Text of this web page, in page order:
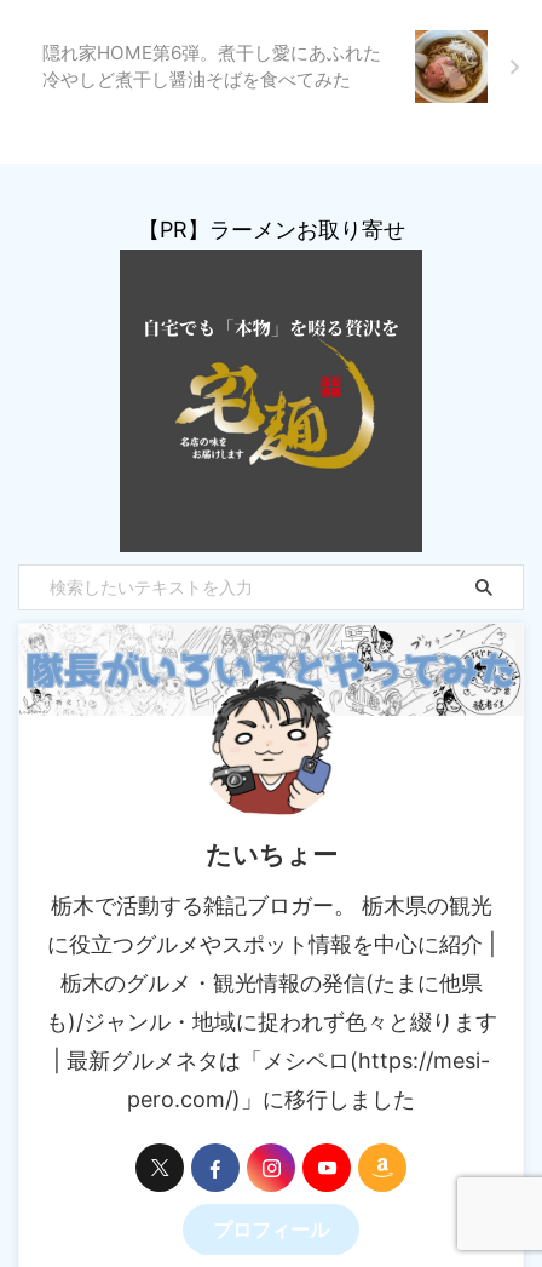
隠れ家HOME第6弾。煮干し愛にあふれた
冷やしど煮干し醤油そばを食べてみた
【PR】ラーメンお取り寄せ
たいちょー
栃木で活動する雑記ブロガー。 栃木県の観光
に役立つグルメやスポット情報を中心に紹介 |
栃木のグルメ・観光情報の発信(たまに他県
も)/ジャンル・地域に捉われず色々と綴ります
| 最新グルメネタは「メシペロ(https://mesi-
pero.com/)」に移行しました
プロフィール